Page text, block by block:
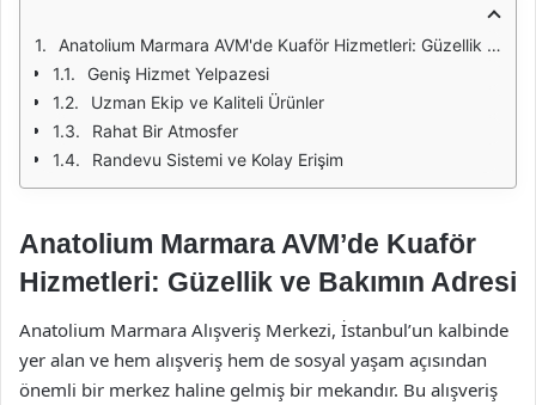
Anatolium Marmara AVM'de Kuaför Hizmetleri: Güzellik ve Bakımın Adresi
Geniş Hizmet Yelpazesi
Uzman Ekip ve Kaliteli Ürünler
Rahat Bir Atmosfer
Randevu Sistemi ve Kolay Erişim
Anatolium Marmara AVM’de Kuaför
Hizmetleri: Güzellik ve Bakımın Adresi
Anatolium Marmara Alışveriş Merkezi, İstanbul’un kalbinde
yer alan ve hem alışveriş hem de sosyal yaşam açısından
önemli bir merkez haline gelmiş bir mekandır. Bu alışveriş